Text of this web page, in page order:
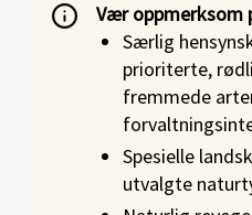
Vær oppmerksom
Særlig
prioriterte,
fremmede
Spesielle
utvalgte